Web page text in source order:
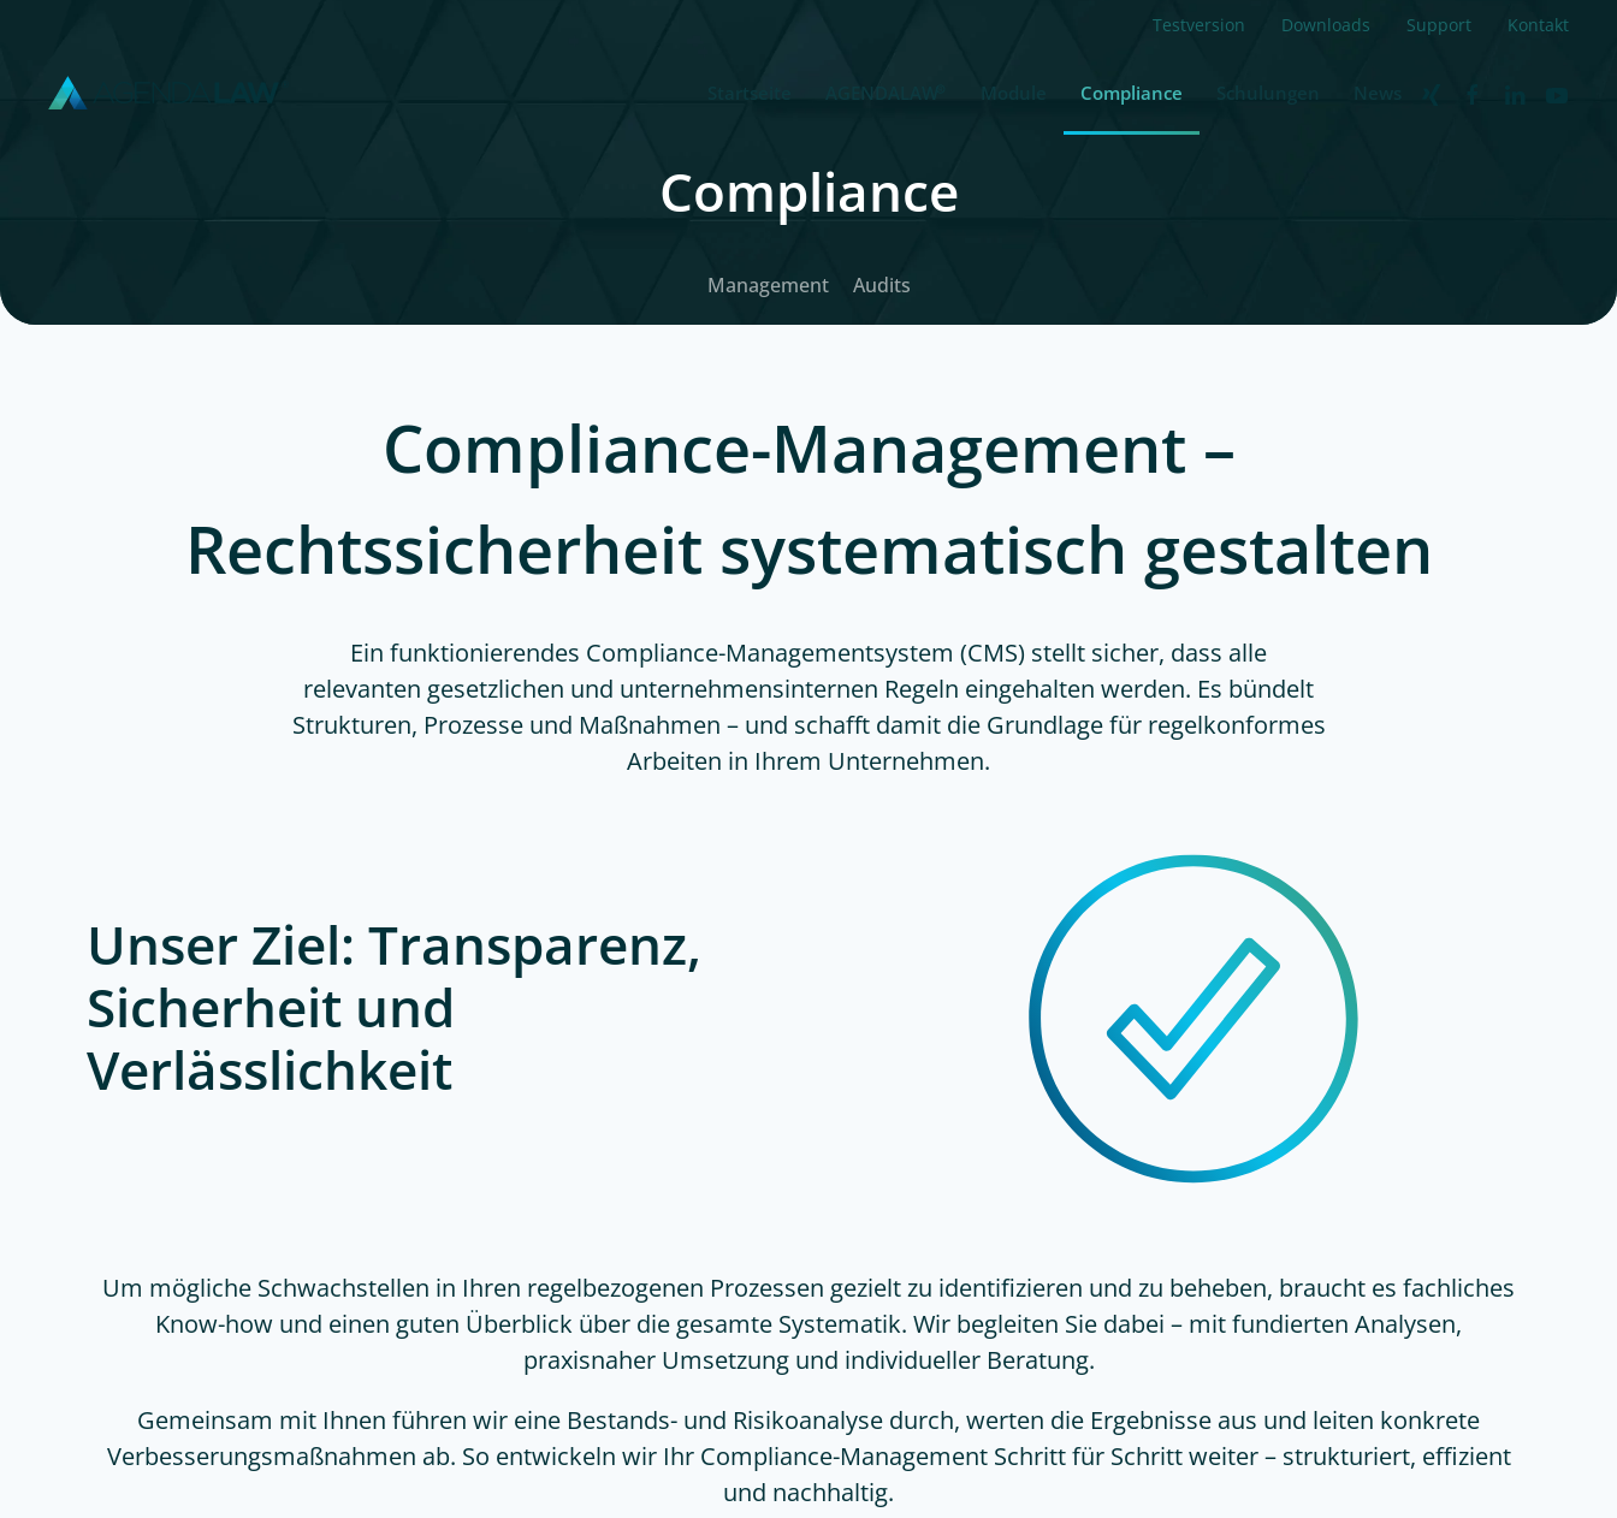
Testversion Downloads Support Kontakt
Startseite AGENDALAW Module Compliance Schulungen
Compliance
Management Audits
Compliance-Management –
Rechtssicherheit systematisch gestalten
Ein funktionierendes Compliance-Managementsystem (CMS) stellt sicher, dass alle
relevanten gesetzlichen und unternehmensinternen Regeln eingehalten werden. Es bündelt
Strukturen, Prozesse und Maßnahmen – und schafft damit die Grundlage für regelkonformes
Arbeiten in Ihrem Unternehmen.
Unser Ziel: Transparenz,
Sicherheit und
Verlässlichkeit
Um mögliche Schwachstellen in Ihren regelbezogenen Prozessen gezielt zu identifizieren und zu beheben, braucht es fachliches
Know-how und einen guten Überblick über die gesamte Systematik. Wir begleiten Sie dabei – mit fundierten Analysen,
praxisnaher Umsetzung und individueller Beratung.
Gemeinsam mit Ihnen führen wir eine Bestands- und Risikoanalyse durch, werten die Ergebnisse aus und leiten konkrete
Verbesserungsmaßnahmen ab. So entwickeln wir Ihr Compliance-Management Schritt für Schritt weiter – strukturiert, effizient
und nachhaltig.